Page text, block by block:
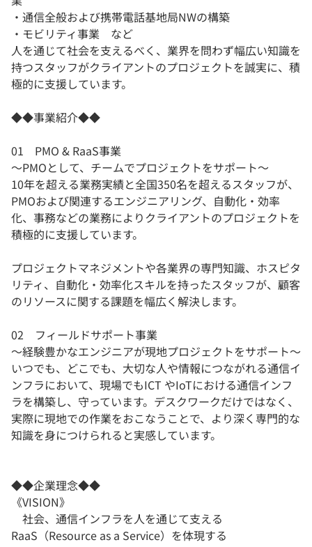
・通信全般および携帯電話基地局NWの構築
・モビリティ事業 など
人を通じて社会を支えるべく、業界を問わず幅広い知識を
持つスタッフがクライアントのプロジェクトを誠実に、積
極的に支援しています。
◆◆事業紹介◆◆
01 PMO & RaaS事業
〜PMOとして、チームでプロジェクトをサポート〜
10年を超える業務実績と全国350名を超えるスタッフが、
PMOおよび関連するエンジニアリング、自動化・効率
化、事務などの業務によりクライアントのプロジェクトを
積極的に支援しています。
プロジェクトマネジメントや各業界の専門知識、ホスピタ
リティ、自動化・効率化スキルを持ったスタッフが、顧客
のリソースに関する課題を幅広く解決します。
02 フィールドサポート事業
〜経験豊かなエンジニアが現地プロジェクトをサポート〜
いつでも、どこでも、大切な人や情報につながれる通信イ
ンフラにおいて、現場でもICT やIoTにおける通信インフ
ラを構築し、守っています。デスクワークだけではなく、
実際に現地での作業をおこなうことで、より深く専門的な
知識を身につけられると実感しています。
◆◆企業理念◆◆
《VISION》
社会、通信インフラを人を通じて支える
RaaS（Resource as a Service）を体現する